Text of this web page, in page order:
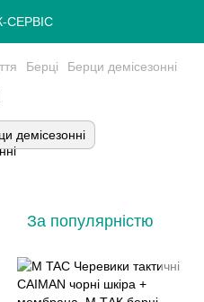
Берці Берци демісезонні
демісезонні
За популярністю